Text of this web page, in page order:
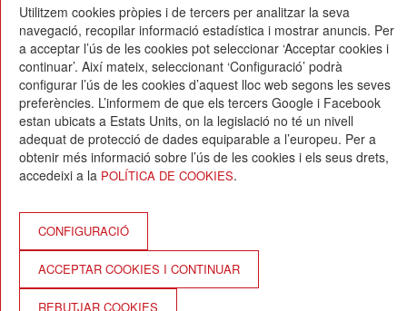
07/02/2025
Escola Betània-Patmos
C. Montevideo, 13
08034 Barcelona
Arquitectura i disseny:
www.pixtin.es
Programació:
Utilitzem cookies pròpies i de tercers per analitzar la seva
navegació, recopilar informació estadística i mostrar anuncis. Per
a acceptar l’ús de les cookies pot seleccionar ‘Acceptar cookies i
continuar’. Així mateix, seleccionant ‘Configuració’ podrà
configurar l’ús de les cookies d’aquest lloc web segons les seves
preferències. L’informem de que els tercers Google i Facebook
estan ubicats a Estats Units, on la legislació no té un nivell
adequat de protecció de dades equiparable a l’europeu. Per a
obtenir més informació sobre l’ús de les cookies i els seus drets,
accedeixi a la POLÍTICA DE COOKIES.
CONFIGURACIÓ
ACCEPTAR COOKIES I CONTINUAR
REBUTJAR COOKIES